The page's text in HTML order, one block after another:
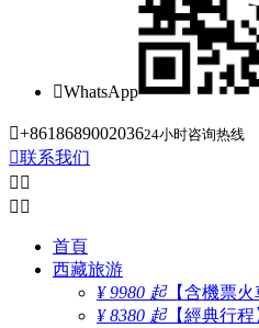
WhatsApp
+861868900203624小时咨询热线
联系我们
 
 
首頁
西藏旅游
¥ 9980 起【含機票火
¥ 8380 起【經典行程